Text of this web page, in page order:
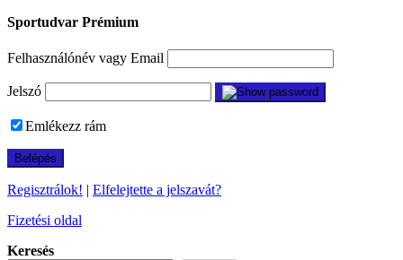
Sportudvar Prémium
Felhasználónév vagy Email
Jelszó
Emlékezz rám
Regisztrálok! | Elfelejtette a jelszavát?
Fizetési oldal
Keresés